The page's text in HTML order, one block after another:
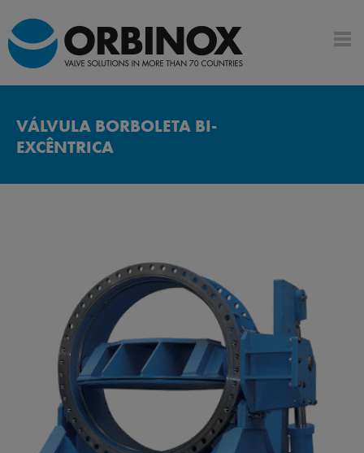
VÁLVULA BORBOLETA BI-
EXCÊNTRICA